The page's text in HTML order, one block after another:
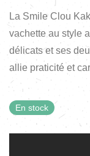
La Smile Clou
vachette au style
délicats et ses
allie praticité et
En stock